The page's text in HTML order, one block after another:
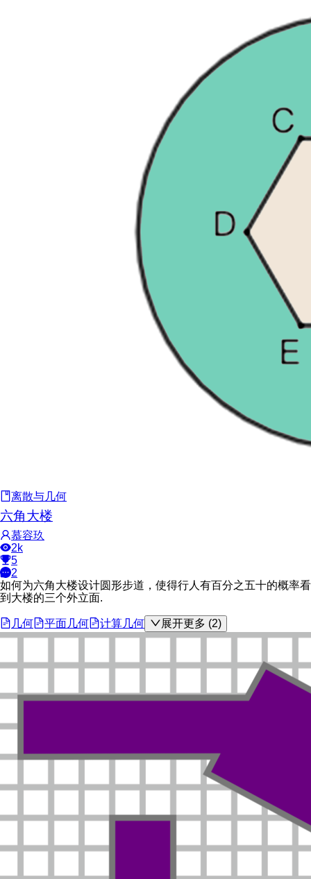
离散与几何
六角大楼
慕容玖
2k
5
2
如何为六角大楼设计圆形步道，使得行人有百分之五十的概率看
到大楼的三个外立面.
几何 平面几何 计算几何 展开更多 (2)